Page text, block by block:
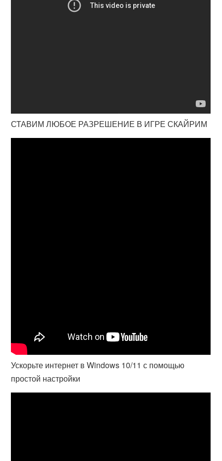
СТАВИМ ЛЮБОЕ РАЗРЕШЕНИЕ В ИГРЕ СКАЙРИМ
Ускорьте интернет в Windows 10/11 с помощью
простой настройки